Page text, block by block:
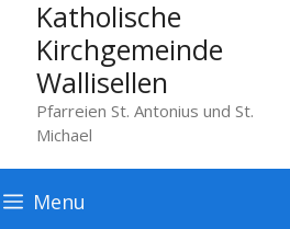
Katholische
Kirchgemeinde
Wallisellen
Pfarreien St. Antonius und St.
Michael
Menu